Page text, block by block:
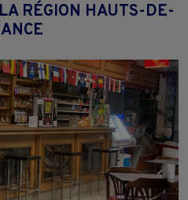
RÉGION HAUTS-DE-